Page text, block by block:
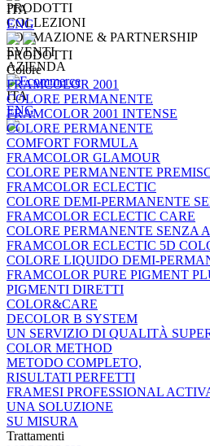
PRODOTTI
COLLEZIONI
FORMAZIONE & PARTNERSHIP
EVENTI
AZIENDA
ITA
ENG
ITA
ENG
PRODOTTI
Colore
FRAMCOLOR 2001
COLORE PERMANENTE
FRAMCOLOR 2001 INTENSE
COLORE PERMANENTE
COMFORT FORMULA
FRAMCOLOR GLAMOUR
COLORE PERMANENTE
FRAMCOLOR ECLECTIC
COLORE DEMI-PERMANENTE
FRAMCOLOR ECLECTIC CARE
COLORE PERMANENTE SENZA
FRAMCOLOR ECLECTIC 5D
COLORE LIQUIDO DEMI-
FRAMCOLOR PURE PIGMENT
PIGMENTI DIRETTI
COLOR&CARE
DECOLOR B SYSTEM
UN SERVIZIO DI QUALITÀ
COLOR METHOD
METODO COMPLETO,
RISULTATI PERFETTI
FRAMESI PROFESSIONAL
UNA SOLUZIONE
SU MISURA
Trattamenti